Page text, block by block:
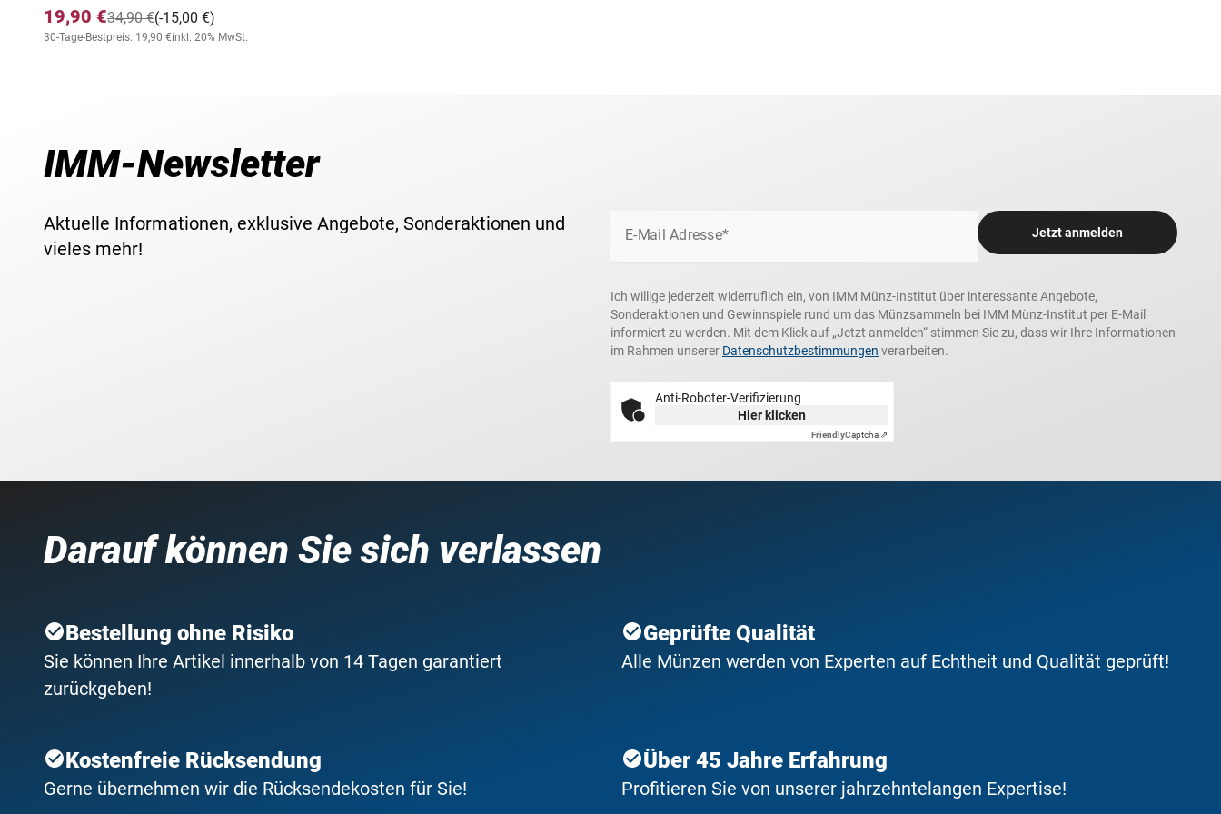
19,90 € (-15,00 €)
34,90 €
30-Tage-Bestpreis: 19,90 €inkl. 20% MwSt.
IMM-Newsletter
Aktuelle Informationen, exklusive Angebote, Sonderaktionen und
vieles mehr!
E-Mail Adresse* Jetzt anmelden
Ich willige jederzeit widerruflich ein, von IMM Münz-Institut über interessante Angebote,
Sonderaktionen und Gewinnspiele rund um das Münzsammeln bei IMM Münz-Institut per E-Mail
informiert zu werden. Mit dem Klick auf „Jetzt anmelden“ stimmen Sie zu, dass wir Ihre Informationen
im Rahmen unserer Datenschutzbestimmungen verarbeiten.
Anti-Roboter-Verifizierung
Hier klicken
FriendlyCaptcha ⇗
Darauf können Sie sich verlassen
Bestellung ohne Risiko
Sie können Ihre Artikel innerhalb von 14 Tagen garantiert
zurückgeben!
Geprüfte Qualität
Alle Münzen werden von Experten auf Echtheit und Qualität geprüft!
Kostenfreie Rücksendung
Gerne übernehmen wir die Rücksendekosten für Sie!
Über 45 Jahre Erfahrung
Profitieren Sie von unserer jahrzehntelangen Expertise!